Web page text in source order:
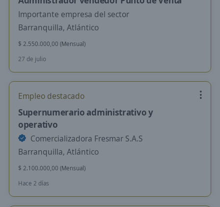
Importante empresa del sector
Barranquilla, Atlántico
$ 2.550.000,00 (Mensual)
27 de julio
Empleo destacado
Supernumerario administrativo y
operativo
Comercializadora Fresmar S.A.S
Barranquilla, Atlántico
$ 2.100.000,00 (Mensual)
Hace 2 días